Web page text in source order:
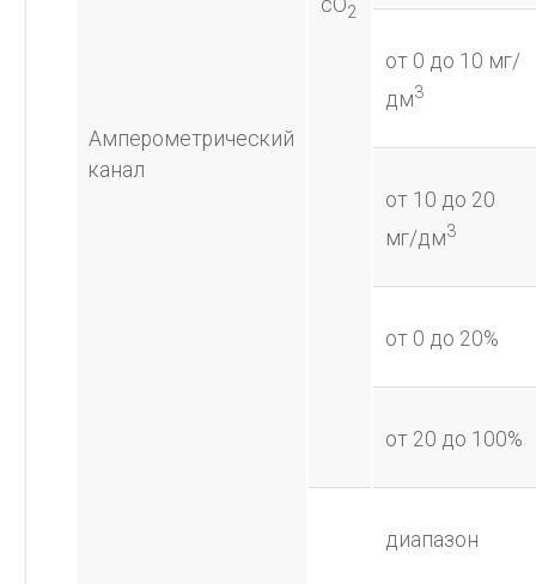
Амперометрический
канал
2
от 0 до 10 мг/
дм3
от 10 до 20
мг/дм3
от 0 до 20%
от 20 до 100%
диапазон